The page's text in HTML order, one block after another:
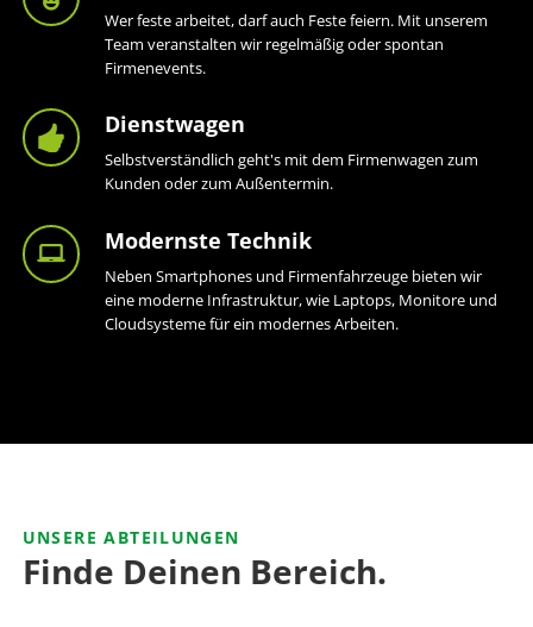
Wer feste arbeitet, darf auch Feste feiern. Mit unserem
Team veranstalten wir regelmäßig oder spontan
Firmenevents.
Dienstwagen
Selbstverständlich geht's mit dem Firmenwagen zum
Kunden oder zum Außentermin.
Modernste Technik
Neben Smartphones und Firmenfahrzeuge bieten wir
eine moderne Infrastruktur, wie Laptops, Monitore und
Cloudsysteme für ein modernes Arbeiten.
UNSERE ABTEILUNGEN
Finde Deinen Bereich.